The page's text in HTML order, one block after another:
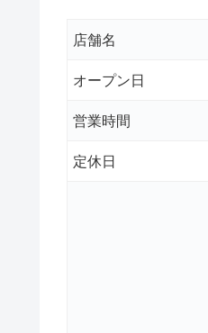
店舗名
オープン日
営業時間
定休日